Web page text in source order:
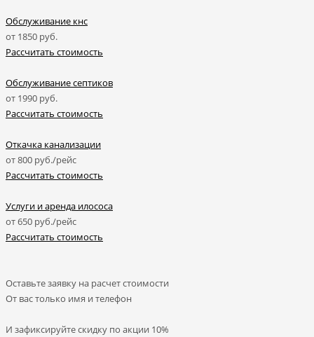
Обслуживание кнс
от 1850 руб.
Рассчитать стоимость
Обслуживание септиков
от 1990 руб.
Рассчитать стоимость
Откачка канализации
от800 руб./рейс
Рассчитать стоимость
Услуги и аренда илососа
от650 руб./рейс
Рассчитать стоимость
Оставьте заявку на расчет стоимости
От вас только имя и телефон
И зафиксируйтескидку по акции 10%